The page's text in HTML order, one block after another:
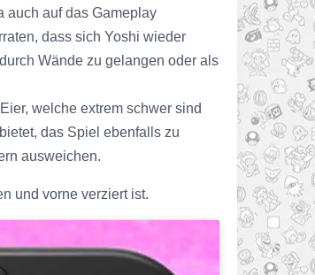
auch auf das Gameplay
dass sich Yoshi wieder
Wände zu gelangen oder als
welche extrem schwer sind
das Spiel ebenfalls zu
ausweichen.
und vorne verziert ist.